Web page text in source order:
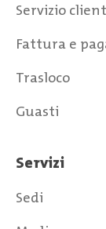
Servizio
Fattura e
Trasloco
Guasti
Servizi
Sedi